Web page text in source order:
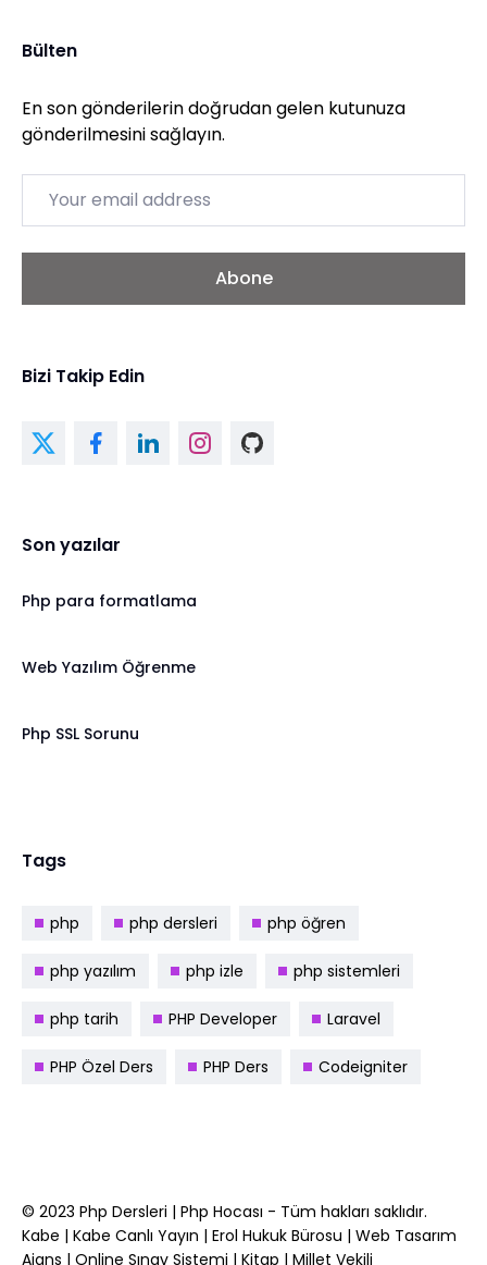
Bülten
En son gönderilerin doğrudan gelen kutunuza
gönderilmesini sağlayın.
Abone
Bizi Takip Edin
Son yazılar
Php para formatlama
Web Yazılım Öğrenme
Php SSL Sorunu
Tags
php php dersleri php öğren
php yazılım php izle php sistemleri
php tarih PHP Developer Laravel
PHP Özel Ders PHP Ders Codeigniter
© 2023 Php Dersleri | Php Hocası - Tüm hakları saklıdır.
Kabe | Kabe Canlı Yayın | Erol Hukuk Bürosu | Web Tasarım
Ajans | Online Sınav Sistemi | Kitap | Millet Vekili